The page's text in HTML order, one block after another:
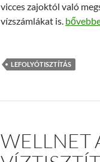
vicces zajoktól való
vízszámlákat is. Profi
LEFOLYÓTISZTÍTÁS
WELLNET